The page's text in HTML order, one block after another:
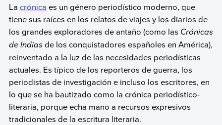
Lacrónicaes un género periodístico moderno, que
tiene sus raíces en los relatos de viajes y los diarios de
los grandes exploradores de antaño (como las Crónicas
de Indias de los conquistadores españoles en América),
reinventado a la luz de las necesidades periodísticas
actuales. Es típico de los reporteros de guerra, los
periodistas de investigación e incluso los escritores, en
lo que se ha bautizado como la crónica periodístico-
literaria, porque echa mano a recursos expresivos
tradicionales de la escritura literaria.